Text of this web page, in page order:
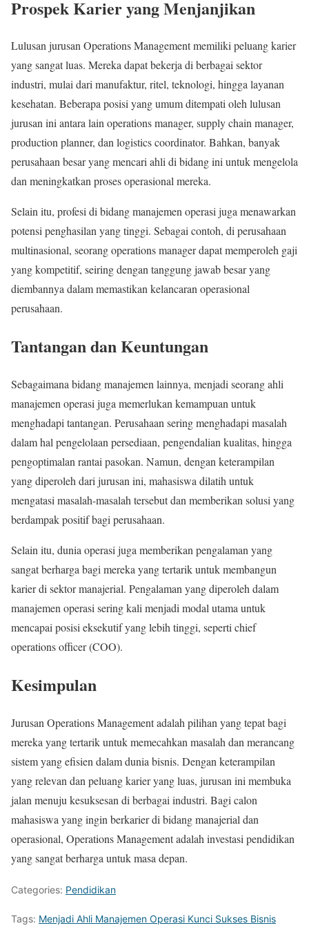
Prospek Karier yang Menjanjikan
Lulusan jurusan Operations Management memiliki peluang karier
yang sangat luas. Mereka dapat bekerja di berbagai sektor
industri, mulai dari manufaktur, ritel, teknologi, hingga layanan
kesehatan. Beberapa posisi yang umum ditempati oleh lulusan
jurusan ini antara lain operations manager, supply chain manager,
production planner, dan logistics coordinator. Bahkan, banyak
perusahaan besar yang mencari ahli di bidang ini untuk mengelola
dan meningkatkan proses operasional mereka.
Selain itu, profesi di bidang manajemen operasi juga menawarkan
potensi penghasilan yang tinggi. Sebagai contoh, di perusahaan
multinasional, seorang operations manager dapat memperoleh gaji
yang kompetitif, seiring dengan tanggung jawab besar yang
diembannya dalam memastikan kelancaran operasional
perusahaan.
Tantangan dan Keuntungan
Sebagaimana bidang manajemen lainnya, menjadi seorang ahli
manajemen operasi juga memerlukan kemampuan untuk
menghadapi tantangan. Perusahaan sering menghadapi masalah
dalam hal pengelolaan persediaan, pengendalian kualitas, hingga
pengoptimalan rantai pasokan. Namun, dengan keterampilan
yang diperoleh dari jurusan ini, mahasiswa dilatih untuk
mengatasi masalah-masalah tersebut dan memberikan solusi yang
berdampak positif bagi perusahaan.
Selain itu, dunia operasi juga memberikan pengalaman yang
sangat berharga bagi mereka yang tertarik untuk membangun
karier di sektor manajerial. Pengalaman yang diperoleh dalam
manajemen operasi sering kali menjadi modal utama untuk
mencapai posisi eksekutif yang lebih tinggi, seperti chief
operations officer (COO).
Kesimpulan
Jurusan Operations Management adalah pilihan yang tepat bagi
mereka yang tertarik untuk memecahkan masalah dan merancang
sistem yang efisien dalam dunia bisnis. Dengan keterampilan
yang relevan dan peluang karier yang luas, jurusan ini membuka
jalan menuju kesuksesan di berbagai industri. Bagi calon
mahasiswa yang ingin berkarier di bidang manajerial dan
operasional, Operations Management adalah investasi pendidikan
yang sangat berharga untuk masa depan.
Categories: Pendidikan
Tags: Menjadi Ahli Manajemen Operasi Kunci Sukses Bisnis